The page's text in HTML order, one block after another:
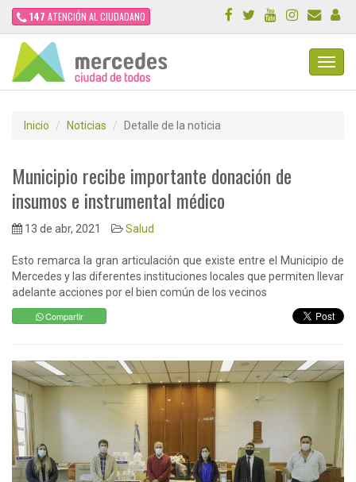
147 ATENCIÓN AL CIUDADANO
Inicio Noticias Detalle de la noticia
Municipio recibe importante donación de
insumos e instrumental médico
13 de abr, 2021 Salud
Esto remarca la gran articulación que existe entre el Municipio de
Mercedes y las diferentes instituciones locales que permiten llevar
adelante acciones por el bien común de los vecinos
Compartir